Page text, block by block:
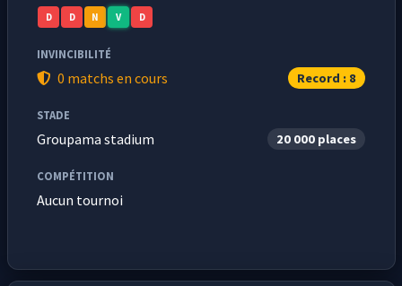
D D N V D
INVINCIBILITÉ
0 matchs en cours Record : 8
STADE
Groupama stadium 20 000 places
COMPÉTITION
Aucun tournoi